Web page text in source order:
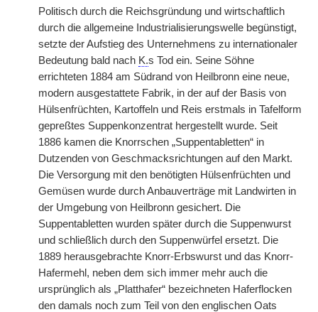
Politisch durch die Reichsgründung und wirtschaftlich
durch die allgemeine Industrialisierungswelle begünstigt,
setzte der Aufstieg des Unternehmens zu internationaler
Bedeutung bald nach K.s Tod ein. Seine Söhne
errichteten 1884 am Südrand von Heilbronn eine neue,
modern ausgestattete Fabrik, in der auf der Basis von
Hülsenfrüchten, Kartoffeln und Reis erstmals in Tafelform
gepreßtes Suppenkonzentrat hergestellt wurde. Seit
1886 kamen die Knorrschen „Suppentabletten“ in
Dutzenden von Geschmacksrichtungen auf den Markt.
Die Versorgung mit den benötigten Hülsenfrüchten und
Gemüsen wurde durch Anbauverträge mit Landwirten in
der Umgebung von Heilbronn gesichert. Die
Suppentabletten wurden später durch die Suppenwurst
und schließlich durch den Suppenwürfel ersetzt. Die
1889 herausgebrachte Knorr-Erbswurst und das Knorr-
Hafermehl, neben dem sich immer mehr auch die
ursprünglich als „Platthafer“ bezeichneten Haferflocken
den damals noch zum Teil von den englischen Oats